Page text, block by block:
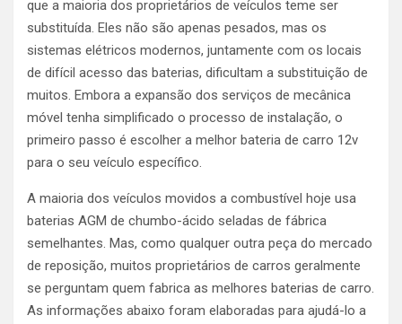
que a maioria dos proprietários de veículos teme ser
substituída. Eles não são apenas pesados, mas os
sistemas elétricos modernos, juntamente com os locais
de difícil acesso das baterias, dificultam a substituição de
muitos. Embora a expansão dos serviços de mecânica
móvel tenha simplificado o processo de instalação, o
primeiro passo é escolher a melhor bateria de carro 12v
para o seu veículo específico.
A maioria dos veículos movidos a combustível hoje usa
baterias AGM de chumbo-ácido seladas de fábrica
semelhantes. Mas, como qualquer outra peça do mercado
de reposição, muitos proprietários de carros geralmente
se perguntam quem fabrica as melhores baterias de carro.
As informações abaixo foram elaboradas para ajudá-lo a